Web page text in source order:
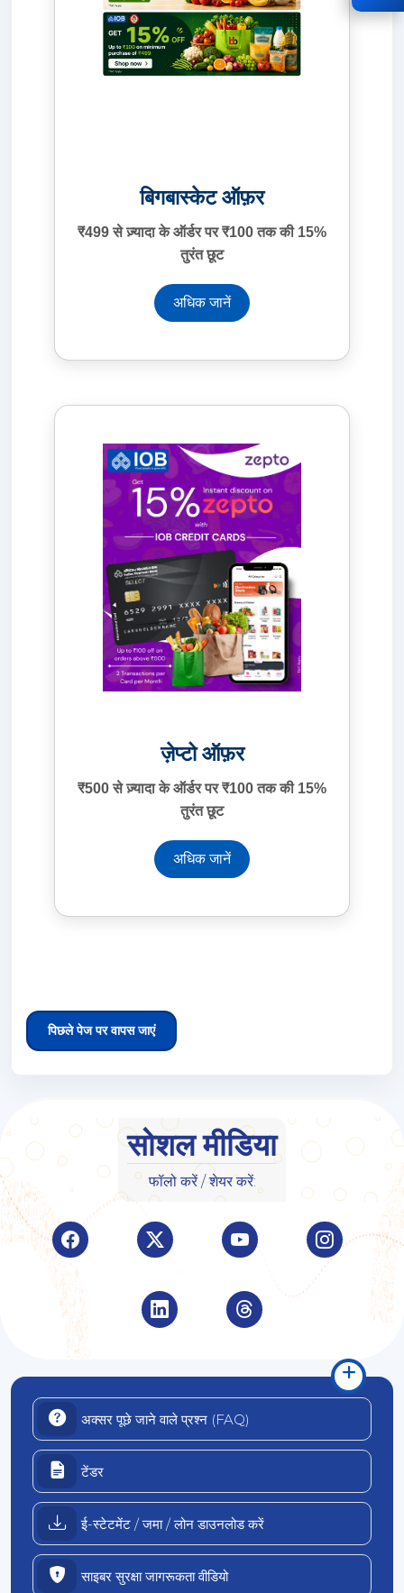
बिगबास्केट ऑफ़र
₹499 से ज़्यादा के ऑर्डर पर ₹100 तक की 15%
तुरंत छूट
अधिक जानें
ज़ेप्टो ऑफ़र
₹500 से ज़्यादा के ऑर्डर पर ₹100 तक की 15%
तुरंत छूट
अधिक जानें
पिछले पेज पर वापस जाएं
सोशल मीडिया
फॉलो करें / शेयर करें:
Visit Indian Overseas Bank Facebook page
Visit Indian Overseas Bank Twitter
Visit Indian Overseas
Visit
Visit Indian Overseas Bank
Visit Indian Overseas
अक्सर पूछे जाने वाले प्रश्न (FAQ)
टेंडर
ई-स्टेटमेंट / जमा / लोन डाउनलोड करें
साइबर सुरक्षा जागरूकता वीडियो